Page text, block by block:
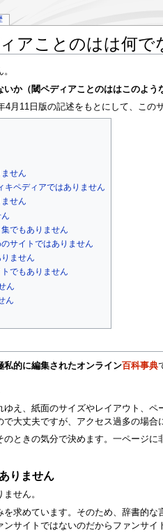
アことのはは何で
いか（閾ペディアことのははこのよう
4月11日版の記述をもとにして、この
せん
キペディアではありません
せん
でもありません
サイトではありません
ません
でもありません
ん
ん
的に編集されたオンライン百科事典
え、紙面のサイズやレイアウト、
大丈夫ですが、アクセス過多の場合
ときの気分で決めます。一ページ
りません
せん。
求めています。そのため、辞書的
サイトではないのだからファンサイ